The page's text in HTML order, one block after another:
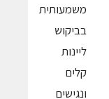
משמעותית
בביקוש
ליינות
קלים
ונגישים